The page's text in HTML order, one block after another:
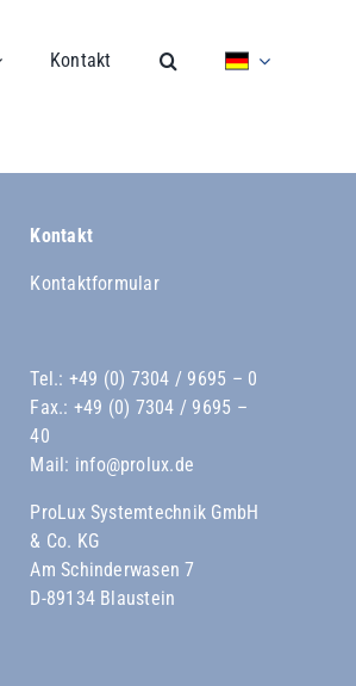
Kontakt
Kontakt
Kontaktformular
Tel.: +49 (0) 7304 / 9695 – 0
Fax.: +49 (0) 7304 / 9695 –
40
Mail: info@prolux.de
ProLux Systemtechnik GmbH
& Co. KG
Am Schinderwasen 7
D-89134 Blaustein